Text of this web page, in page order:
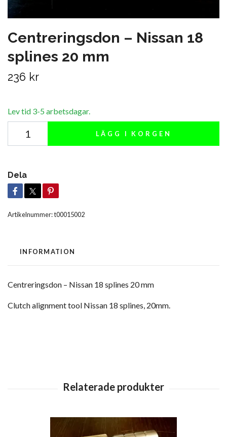
Centreringsdon – Nissan 18
splines 20 mm
236 kr
Lev tid 3-5 arbetsdagar.
LÄGG I KORGEN
Dela
Artikelnummer:t00015002
INFORMATION
Centreringsdon – Nissan 18 splines 20 mm
Clutch alignment tool Nissan 18 splines, 20mm.